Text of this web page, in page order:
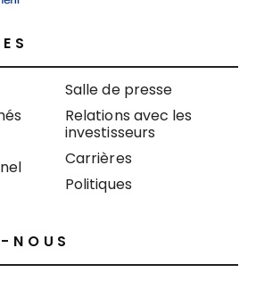
Salle de presse
Relations avec les
investisseurs
Carrières
Politiques
NOUS